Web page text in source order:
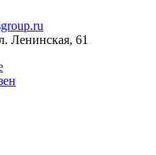
Ленинская, 61